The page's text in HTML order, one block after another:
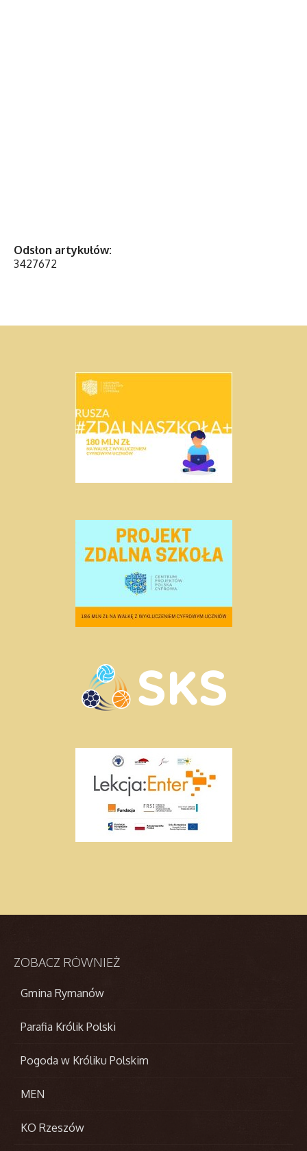
Odsłon artykułów:
3427672
ZOBACZ RÓWNIEŻ
Gmina Rymanów
Parafia Królik Polski
Pogoda w Króliku Polskim
MEN
KO Rzeszów